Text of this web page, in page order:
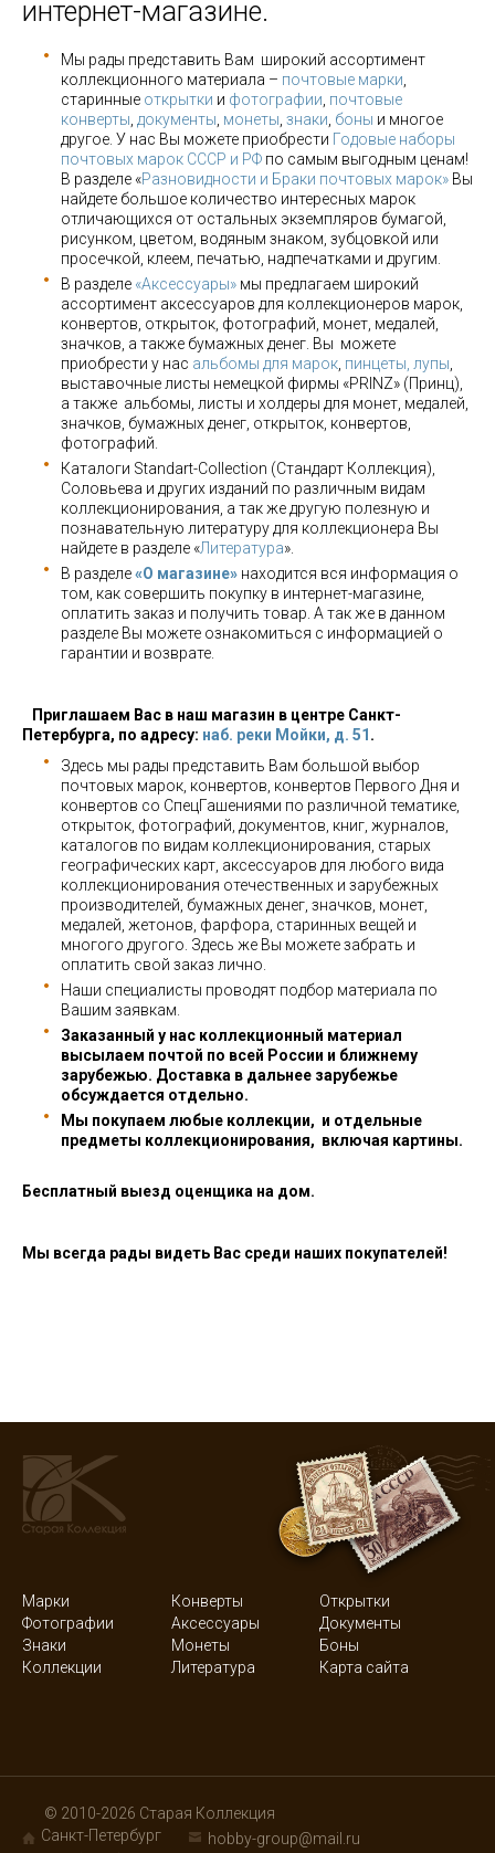
интернет-магазине.
Мы рады представить Вам широкий ассортимент
коллекционного материала – почтовые марки
старинные открытки и фотографии почтовые
конверты документы монеты знаки боны и многое
другое. У нас Вы можете приобрести Годовые наборы
почтовых марок СССР и РФ по самым выгодным ценам!
В разделе «Разновидности и Браки почтовых марок» Вы
найдете большое количество интересных марок
отличающихся от остальных экземпляров бумагой,
рисунком, цветом, водяным знаком, зубцовкой или
просечкой, клеем, печатью, надпечатками и другим.
В разделе «Аксессуары» мы предлагаем широкий
ассортимент аксессуаров для коллекционеров марок,
конвертов, открыток, фотографий, монет, медалей,
значков, а также бумажных денег. Вы можете
приобрести у нас альбомы для марок пинцеты, лупы
выставочные листы немецкой фирмы «PRINZ» (Принц),
а также альбомы, листы и холдеры для монет, медалей,
значков, бумажных денег, открыток, конвертов,
фотографий.
Каталоги Standart-Collection (Стандарт Коллекция),
Соловьева и других изданий по различным видам
коллекционирования, а так же другую полезную и
познавательную литературу для коллекционера Вы
найдете в разделе «Литература».
В разделе«О магазине» находится вся информация о
том, как совершить покупку в интернет-магазине,
оплатить заказ и получить товар. А так же в данном
разделе Вы можете ознакомиться с информацией о
гарантии и возврате.
Приглашаем Вас в наш магазин в центре Санкт-
Петербурга, по адресу: наб. реки Мойки, д. 51 .
Здесь мы рады представить Вам большой выбор
почтовых марок, конвертов, конвертов Первого Дня и
конвертов со СпецГашениями по различной тематике,
открыток, фотографий, документов, книг, журналов,
каталогов по видам коллекционирования, старых
географических карт, аксессуаров для любого вида
коллекционирования отечественных и зарубежных
производителей, бумажных денег, значков, монет,
медалей, жетонов, фарфора, старинных вещей и
многого другого. Здесь же Вы можете забрать и
оплатить свой заказ лично.
Наши специалисты проводят подбор материала по
Вашим заявкам.
Заказанный у нас коллекционный материал
высылаем почтой по всей России и ближнему
зарубежью. Доставка в дальнее зарубежье
обсуждается отдельно.
Мы покупаем любые коллекции, и отдельные
предметы коллекционирования, включая картины.
Бесплатный выезд оценщика на дом.
Мы всегда рады видеть Вас среди наших покупателей!
Марки Конверты
Открытки
Фотографии
Аксессуары
Документы
Знаки
Монеты
Боны
Коллекции
Литература Карта сайта
© 2010-2026 Старая Коллекция
Санкт-Петербург
hobby-group@mail.ru